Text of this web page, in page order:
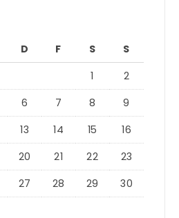
D F S
S
1
2
6 7 8
9
13 14 15
16
20 21 22
23
27 28 29
30